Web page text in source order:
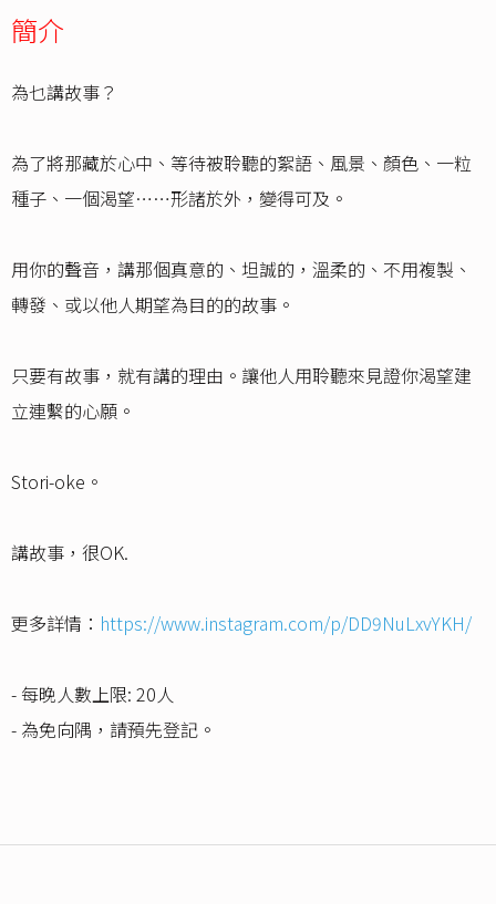
簡介
為乜講故事？
為了將那藏於心中、等待被聆聽的絮語、風景、顏色、一粒
種子、一個渴望……形諸於外，變得可及。
用你的聲音，講那個真意的、坦誠的，溫柔的、不用複製、
轉發、或以他人期望為目的的故事。
只要有故事，就有講的理由。讓他人用聆聽來見證你渴望建
立連繫的心願。
Stori-oke。
講故事，很OK.
更多詳情： https://www.instagram.com/p/DD9NuLxvYKH/
- 每晚人數上限: 20人
- 為免向隅，請預先登記。